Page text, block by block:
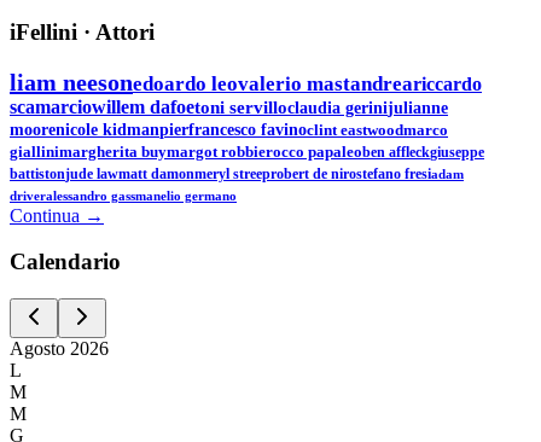
iFellini · Attori
liam neesonedoardo leovalerio mastandreariccardo
scamarciowillem dafoetoni servilloclaudia gerinijulianne
moorenicole kidmanpierfrancesco favinoclint eastwoodmarco
giallinimargherita buymargot robbierocco papaleoben affleckgiuseppe
battistonjude lawmatt damonmeryl streeprobert de nirostefano fresiadam
driveralessandro gassmanelio germano
Continua →
Calendario
Agosto 2026
L
M
M
G